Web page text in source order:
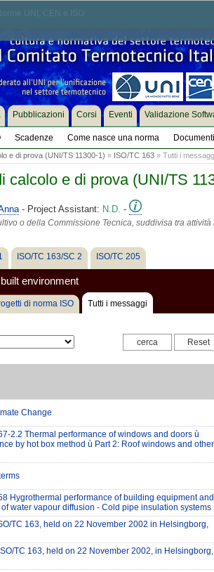
Scadenze Come nasce una norma
Pubblicazioni Corsi Eventi Validazione
e di prova (UNI/TS 11300-1) » ISO/TC 163» Tutti i
calcolo e di prova (UNI/TS
- Project Assistant: N.D. -
o della Commissione Tecnica, suddivisa tra
ISO/TC 163/SC 2 ISO/TC 205
environment
di norma ISO Tutti i messaggi
Change
2.2 Thermal performance of windows and doors ù
by hot box method ù Part 2: Roof windows and other
Hygrothermal performance of building equipment and
water vapour diffusion - Cold pipe insulation systems
TC 163, held on 22 November 2002 in Helsingborg,
TC 163, held on 22 November 2002, in Helsingborg,